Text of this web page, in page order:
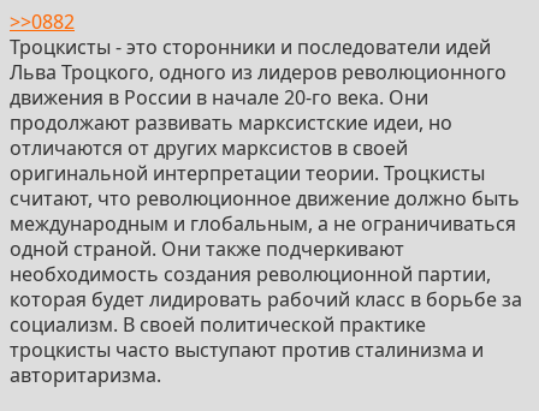
>>0882
Троцкисты - это сторонники и последователи идей
Льва Троцкого, одного из лидеров революционного
движения в России в начале 20-го века. Они
продолжают развивать марксистские идеи, но
отличаются от других марксистов в своей
оригинальной интерпретации теории. Троцкисты
считают, что революционное движение должно быть
международным и глобальным, а не ограничиваться
одной страной. Они также подчеркивают
необходимость создания революционной партии,
которая будет лидировать рабочий класс в борьбе за
социализм. В своей политической практике
троцкисты часто выступают против сталинизма и
авторитаризма.